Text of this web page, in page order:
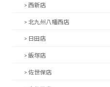
> 西新店
> 北九州八幡西店
> 日田店
> 飯塚店
> 佐世保店